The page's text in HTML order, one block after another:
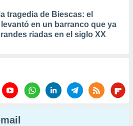
tragedia de Biescas: el
en un barranco que ya
riadas en el siglo XX